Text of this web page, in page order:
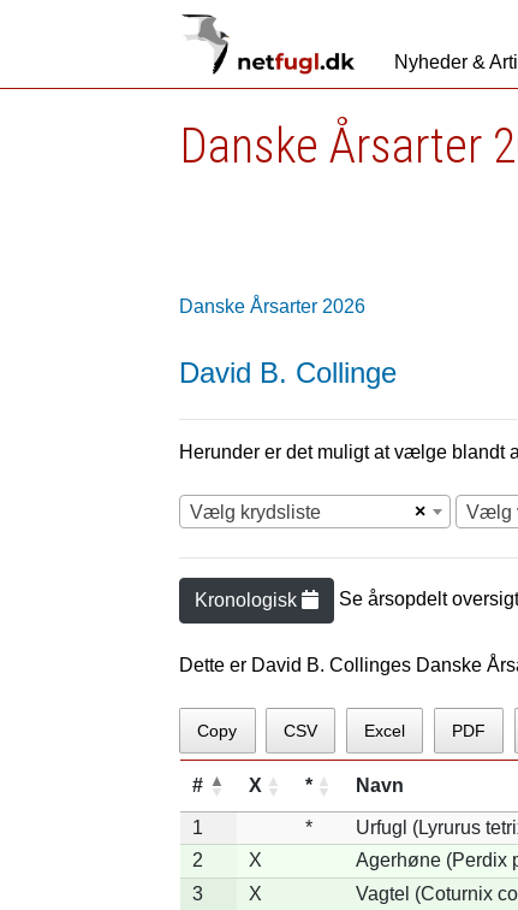
Nyheder &
Danske Årsarter
Danske Årsarter 2026
David B. Collinge
Herunder er det muligt at vælge blandt
×
Vælg krydsliste Vælg
Kronologisk Se årsopdelt
Dette er David B. Collinges Danske
Copy CSV Excel PDF
# X * Navn
1 *
Urfugl (Lyrurus
2
X Agerhøne (Perdix
3
X Vagtel (Coturnix